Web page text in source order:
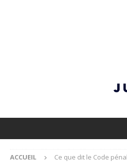
ACCUEIL Ce que dit le Code